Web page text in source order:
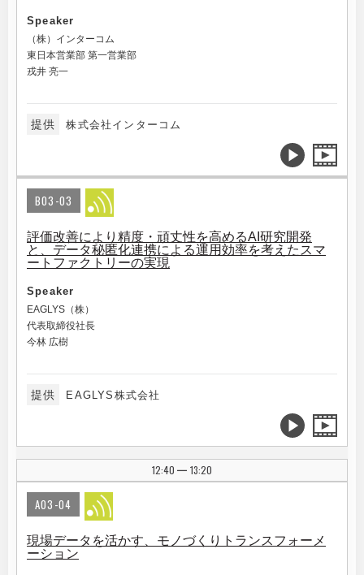
Speaker
（株）インターコム
東日本営業部 第一営業部
戎井 亮一
提供 株式会社インターコム
B03-03
評価改善により精度・頑丈性を高めるAI研究開発
と、データ秘匿化連携による運用効率を考えたスマ
ートファクトリーの実現
Speaker
EAGLYS（株）
代表取締役社長
今林 広樹
提供 EAGLYS株式会社
12:40 | 13:20
A03-04
現場データを活かす、モノづくりトランスフォーメ
ーション